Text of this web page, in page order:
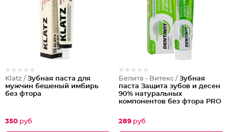
Klatz / Зубная паста для
мужчин бешеный имбирь
без фтора
350 руб
Белита - Витекс / Зубная
паста Защита зубов и десен
90% натуральных
компонентов без фтора PRO
289 руб